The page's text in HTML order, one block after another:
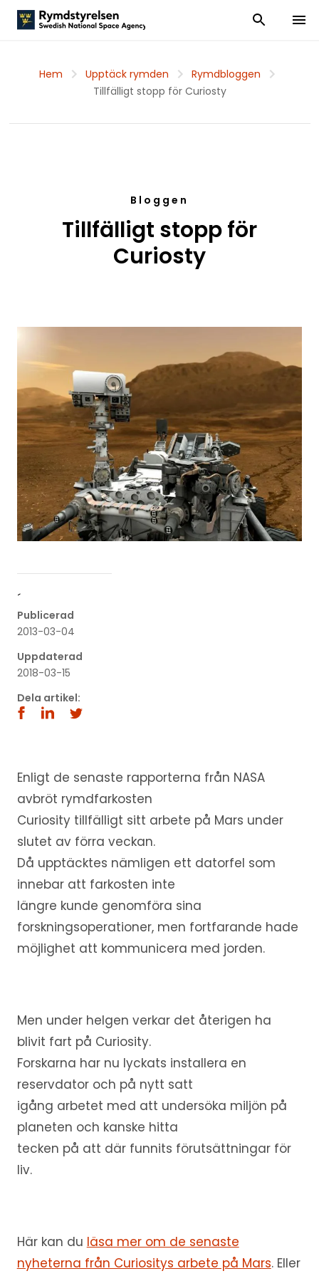
Visa och dölj
Visa
Hem Upptäck rymden
Rymdbloggen
Tillfälligt stopp för Curiosty
Bloggen
Tillfälligt stopp för
Curiosty
´
Publicerad
2013-03-04
Uppdaterad
2018-03-15
Dela artikel:
Enligt de senaste rapporterna från NASA
avbröt rymdfarkosten
Curiosity tillfälligt sitt arbete på Mars under
slutet av förra veckan.
Då upptäcktes nämligen ett datorfel som
innebar att farkosten inte
längre kunde genomföra sina
forskningsoperationer, men fortfarande hade
möjlighet att kommunicera med jorden.
Men under helgen verkar det återigen ha
blivit fart på Curiosity.
Forskarna har nu lyckats installera en
reservdator och på nytt satt
igång arbetet med att undersöka miljön på
planeten och kanske hitta
tecken på att där funnits förutsättningar för
liv.
Här kan du läsa mer om de senaste
nyheterna från Curiositys arbete på Mars. Eller